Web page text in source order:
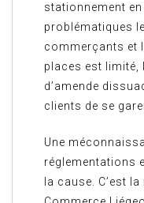
stationnement
problématiques
commerçants et
places est limité,
d’amende
clients de se
Une
réglementations
la cause. C’est